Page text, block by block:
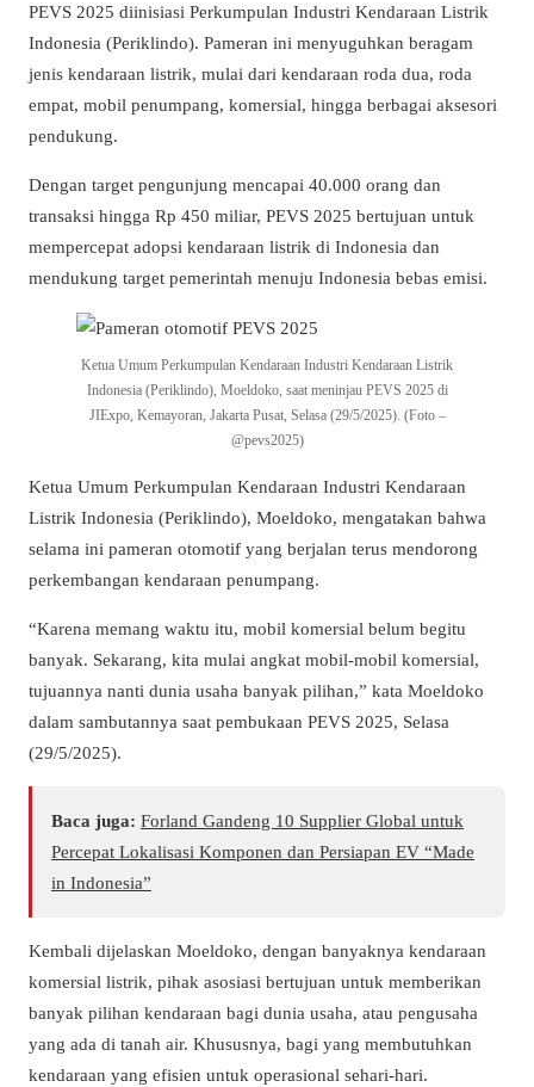
PEVS 2025 diinisiasi Perkumpulan Industri Kendaraan Listrik
Indonesia (Periklindo). Pameran ini menyuguhkan beragam
jenis kendaraan listrik, mulai dari kendaraan roda dua, roda
empat, mobil penumpang, komersial, hingga berbagai aksesori
pendukung.
Dengan target pengunjung mencapai 40.000 orang dan
transaksi hingga Rp 450 miliar, PEVS 2025 bertujuan untuk
mempercepat adopsi kendaraan listrik di Indonesia dan
mendukung target pemerintah menuju Indonesia bebas emisi.
Ketua Umum Perkumpulan Kendaraan Industri Kendaraan Listrik
Indonesia (Periklindo), Moeldoko, saat meninjau PEVS 2025 di
JIExpo, Kemayoran, Jakarta Pusat, Selasa (29/5/2025). (Foto –
@pevs2025)
Ketua Umum Perkumpulan Kendaraan Industri Kendaraan
Listrik Indonesia (Periklindo), Moeldoko, mengatakan bahwa
selama ini pameran otomotif yang berjalan terus mendorong
perkembangan kendaraan penumpang.
“Karena memang waktu itu, mobil komersial belum begitu
banyak. Sekarang, kita mulai angkat mobil-mobil komersial,
tujuannya nanti dunia usaha banyak pilihan,” kata Moeldoko
dalam sambutannya saat pembukaan PEVS 2025, Selasa
(29/5/2025).
Baca juga: Forland Gandeng 10 Supplier Global untuk
Percepat Lokalisasi Komponen dan Persiapan EV “Made
in Indonesia”
Kembali dijelaskan Moeldoko, dengan banyaknya kendaraan
komersial listrik, pihak asosiasi bertujuan untuk memberikan
banyak pilihan kendaraan bagi dunia usaha, atau pengusaha
yang ada di tanah air. Khususnya, bagi yang membutuhkan
kendaraan yang efisien untuk operasional sehari-hari.